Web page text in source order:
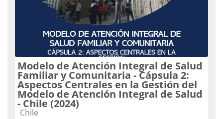
Modelo de Atención Integral de Salud
Familiar y Comunitaria - Cápsula 2:
Aspectos Centrales en la Gestión del
Modelo de Atención Integral de Salud
- Chile (2024)
Categoría de cursos
Chile